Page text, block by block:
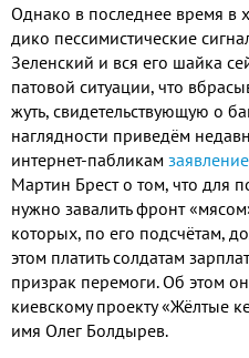
Однако в последнее время в
дико пессимистические
Зеленский и вся его шайка
патовой ситуации, что
жуть, свидетельствующую о
наглядности приведём
интернет-пабликам заявление
Мартин Брест о том, что для
нужно завалить фронт
которых, по его подсчётам,
этом платить солдатам
призрак перемоги. Об этом
киевскому проекту «Жёлтые
имя Олег Болдырев.